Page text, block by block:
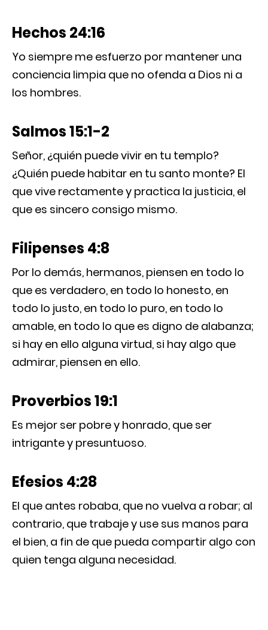
Hechos 24:16
Yo siempre me esfuerzo por mantener una
conciencia limpia que no ofenda a Dios ni a
los hombres.
Salmos 15:1-2
Señor, ¿quién puede vivir en tu templo?
¿Quién puede habitar en tu santo monte? El
que vive rectamente y practica la justicia, el
que es sincero consigo mismo.
Filipenses 4:8
Por lo demás, hermanos, piensen en todo lo
que es verdadero, en todo lo honesto, en
todo lo justo, en todo lo puro, en todo lo
amable, en todo lo que es digno de alabanza;
si hay en ello alguna virtud, si hay algo que
admirar, piensen en ello.
Proverbios 19:1
Es mejor ser pobre y honrado, que ser
intrigante y presuntuoso.
Efesios 4:28
El que antes robaba, que no vuelva a robar; al
contrario, que trabaje y use sus manos para
el bien, a fin de que pueda compartir algo con
quien tenga alguna necesidad.